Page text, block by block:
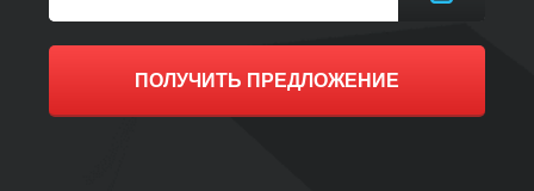
ПОЛУЧИТЬ ПРЕДЛОЖЕНИЕ